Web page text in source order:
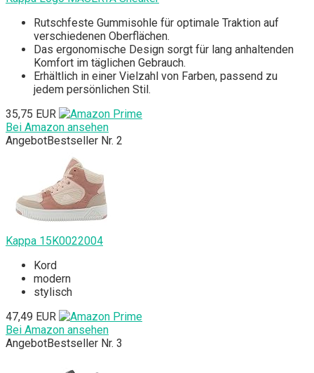
Rutschfeste Gummisohle für optimale Traktion auf
verschiedenen Oberflächen.
Das ergonomische Design sorgt für lang anhaltenden
Komfort im täglichen Gebrauch.
Erhältlich in einer Vielzahl von Farben, passend zu
jedem persönlichen Stil.
35,75 EUR
Bei Amazon ansehen
AngebotBestseller Nr. 2
Kappa 15K0022004
Kord
modern
stylisch
47,49 EUR
Bei Amazon ansehen
AngebotBestseller Nr. 3